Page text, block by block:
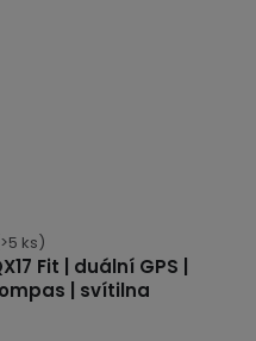
Fit | duální GPS |
| svítilna
ks)